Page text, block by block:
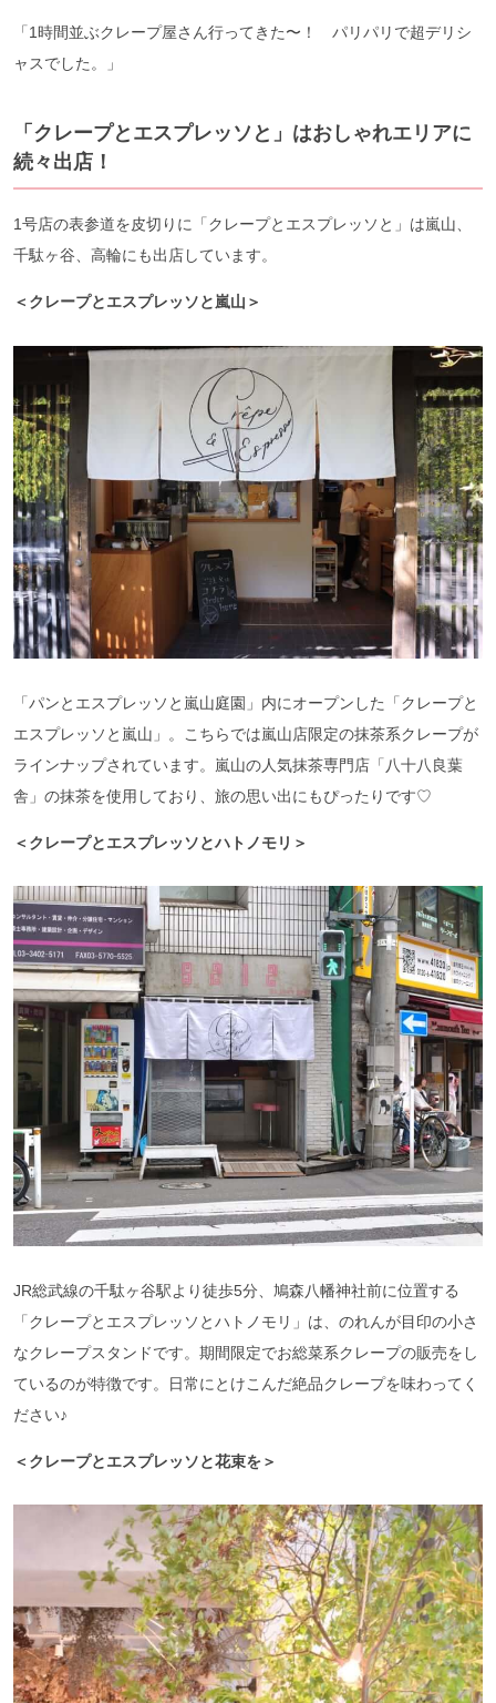
「1時間並ぶクレープ屋さん行ってきた〜！ パリパリで超デリシ
ャスでした。」
「クレープとエスプレッソと」はおしゃれエリアに
続々出店！
1号店の表参道を皮切りに「クレープとエスプレッソと」は嵐山、
千駄ヶ谷、高輪にも出店しています。
＜クレープとエスプレッソと嵐山＞
「パンとエスプレッソと嵐山庭園」内にオープンした「クレープと
エスプレッソと嵐山」。こちらでは嵐山店限定の抹茶系クレープが
ラインナップされています。嵐山の人気抹茶専門店「八十八良葉
舎」の抹茶を使用しており、旅の思い出にもぴったりです♡
＜クレープとエスプレッソとハトノモリ＞
JR総武線の千駄ヶ谷駅より徒歩5分、鳩森八幡神社前に位置する
「クレープとエスプレッソとハトノモリ」は、のれんが目印の小さ
なクレープスタンドです。期間限定でお総菜系クレープの販売をし
ているのが特徴です。日常にとけこんだ絶品クレープを味わってく
ださい♪
＜クレープとエスプレッソと花束を＞